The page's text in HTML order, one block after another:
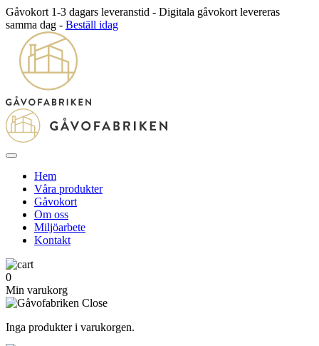
Gåvokort 1-3 dagars leveranstid - Digitala gåvokort levereras
samma dag - Beställ idag
Hem
Våra produkter
Gåvokort
Om oss
Miljöarbete
Kontakt
0
Min varukorg
Inga produkter i varukorgen.